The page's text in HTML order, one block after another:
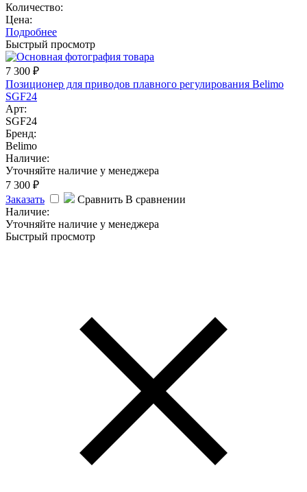
Количество:
Цена:
Подробнее
Быстрый просмотр
7 300 ₽
Позиционер для приводов плавного регулирования Belimo
SGF24
Арт:
SGF24
Бренд:
Belimo
Наличие:
Уточняйте наличие у менеджера
7 300 ₽
Заказать
Сравнить В сравнении
Наличие:
Уточняйте наличие у менеджера
Быстрый просмотр